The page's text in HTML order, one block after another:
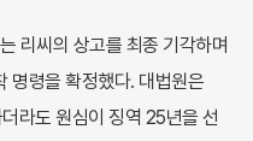
리씨의 상고를 최종 기각하며
명령을 확정했다. 대법원은
라도 원심이 징역 25년을 선